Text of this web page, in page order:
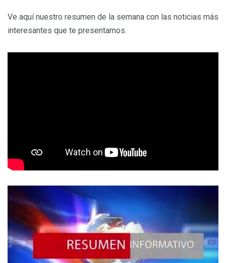
Ve aquí nuestro resumen de la semana con las noticias más
interesantes que te presentamos.